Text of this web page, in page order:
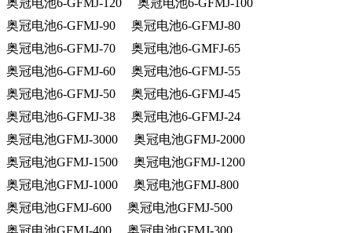
奥冠电池6-GFMJ-120
奥冠电池6-GFMJ-100
奥冠电池6-GFMJ-90
奥冠电池6-GFMJ-80
奥冠电池6-GFMJ-70
奥冠电池6-GMFJ-65
奥冠电池6-GFMJ-60
奥冠电池6-GFMJ-55
奥冠电池6-GFMJ-50
奥冠电池6-GFMJ-45
奥冠电池6-GFMJ-38
奥冠电池6-GFMJ-24
奥冠电池GFMJ-3000
奥冠电池GFMJ-2000
奥冠电池GFMJ-1500
奥冠电池GFMJ-1200
奥冠电池GFMJ-1000
奥冠电池GFMJ-800
奥冠电池GFMJ-600
奥冠电池GFMJ-500